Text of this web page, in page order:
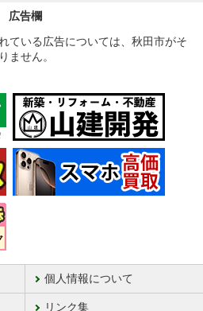
広告欄
ている広告については、秋田市がそ
ません。
個人情報について
リンク集